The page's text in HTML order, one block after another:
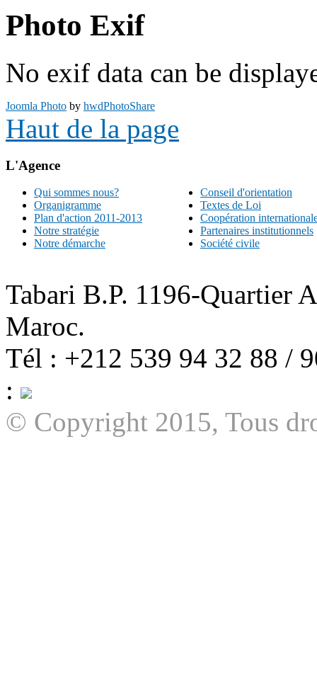
Photo Exif
No exif data can be
Joomla Photo by hwdPhotoShare
Haut de la page
L'Agence
Qui sommes nous?
Organigramme
Plan d'action 2011-2013
Notre stratégie
Notre démarche
Conseil d'orientation
Textes de Loi
Coopération
Partenaires institutionnels
Société civile
Tabari B.P. 1196-Quartier
Maroc.
Tél : +212 539 94 32 88 /
:
© Copyright 2015, Tous